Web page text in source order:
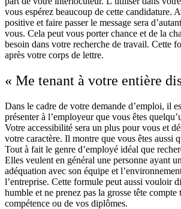
vous espérez beaucoup de cette candidature.
positive et faire passer le message sera
vous. Cela peut vous porter chance et de la
besoin dans votre recherche de travail. Cette
après votre corps de lettre.
« Me tenant à votre entière
Dans le cadre de votre demande d’emploi, il
présenter à l’employeur que vous êtes
Votre accessibilité sera un plus pour vous et
votre caractère. Il montre que vous êtes aussi
Tout à fait le genre d’employé idéal que
Elles veulent en général une personne ayant
adéquation avec son équipe et
l’entreprise. Cette formule peut aussi vouloir
humble et ne prenez pas la grosse tête compte
compétence ou de vos diplômes.